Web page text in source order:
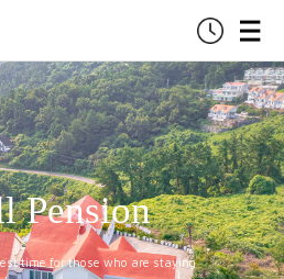
Pension
time for those who are staying